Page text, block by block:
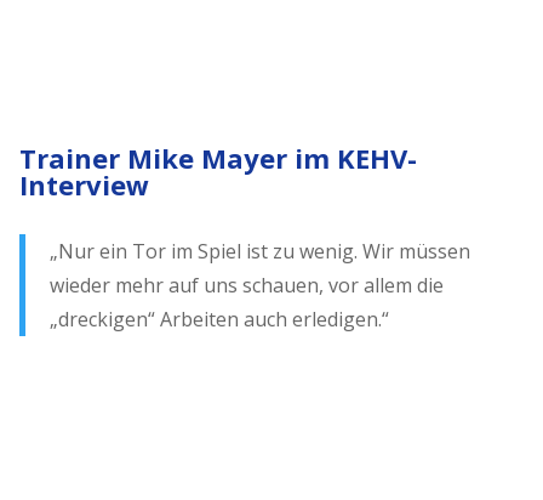
Trainer Mike Mayer im KEHV-
Interview
„Nur ein Tor im Spiel ist zu wenig. Wir müssen
wieder mehr auf uns schauen, vor allem die
„dreckigen“ Arbeiten auch erledigen.“